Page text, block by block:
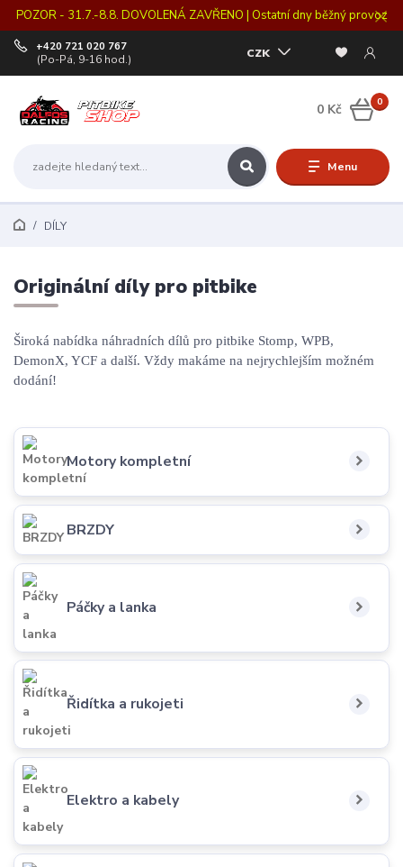
POZOR - 31.7.-8.8. DOVOLENÁ ZAVŘENO | Ostatní dny běžný provoz
Menu
CZK
+420 721 020 767
(Po-Pá, 9-16 hod.)
0
0 Kč
DÍLY
Originální díly pro pitbike
Široká nabídka náhradních dílů pro pitbike Stomp, WPB,
DemonX, YCF a další. Vždy makáme na nejrychlejším možném
dodání!
Motory kompletní
BRZDY
Páčky a lanka
Řidítka a rukojeti
Elektro a kabely